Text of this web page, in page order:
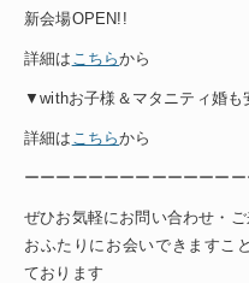
新会場OPEN!!
詳細は こちらから
▼withお子様＆マタニティ婚
詳細は こちらから
ーーーーーーーーーーーーー
ぜひお気軽にお問い合わせ・
おふたりにお会いできますこ
ております